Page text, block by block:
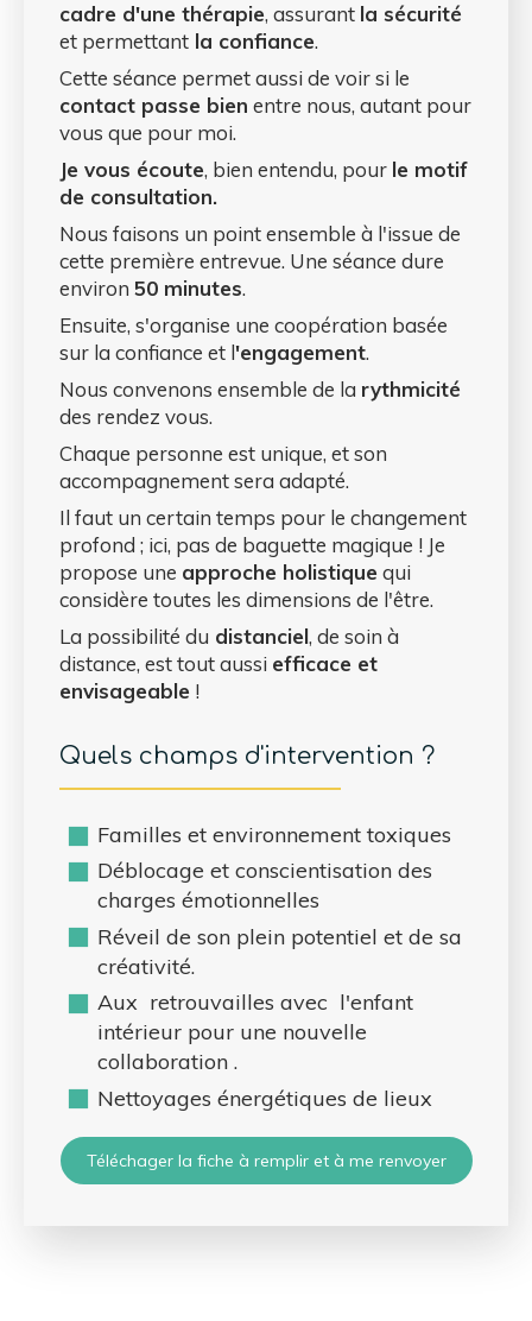
cadre d'une thérapie, assurant la sécurité
et permettant la confiance.
Cette séance permet aussi de voir si le
contact passe bien entre nous, autant pour
vous que pour moi.
Je vous écoute, bien entendu, pour le motif
de consultation.
Nous faisons un point ensemble à l'issue de
cette première entrevue. Une séance dure
environ 50 minutes.
Ensuite, s'organise une coopération basée
sur la confiance et l'engagement.
Nous convenons ensemble de la rythmicité
des rendez vous.
Chaque personne est unique, et son
accompagnement sera adapté.
Il faut un certain temps pour le changement
profond ; ici, pas de baguette magique ! Je
propose une approche holistique qui
considère toutes les dimensions de l'être.
La possibilité du distanciel, de soin à
distance, est tout aussi efficace et
envisageable !
Quels champs d'intervention ?
Familles et environnement toxiques
Déblocage et conscientisation des
charges émotionnelles
Réveil de son plein potentiel et de sa
créativité.
Aux retrouvailles avec l'enfant
intérieur pour une nouvelle
collaboration .
Nettoyages énergétiques de lieux
Téléchager la fiche à remplir et à me renvoyer